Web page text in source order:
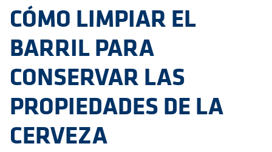
CÓMO LIMPIAR EL
BARRIL PARA
CONSERVAR LAS
PROPIEDADES DE LA
CERVEZA